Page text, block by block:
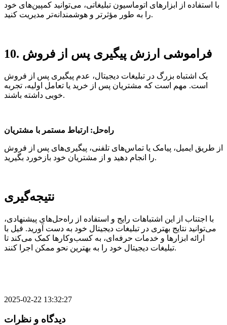
با استفاده از ابزارهای اتوماسیون تبلیغاتی، می‌توانید کمپین‌های خود
را به طور مؤثرتر و هوشمندانه‌تر مدیریت کنید.
10. فراموشی ارزش پیگیری پس از فروش
یک اشتباه بزرگ در تبلیغات دیجیتال، عدم پیگیری پس از فروش
است. مهم است که مشتریان پس از خرید یا تعامل اولیه، تجربه
خوبی داشته باشند.
راه‌حل: ارتباط مستمر با مشتریان
از طریق ایمیل، پیامک یا تماس‌های تلفنی، پیگیری‌های پس از فروش
را انجام دهید و از مشتریان خود بازخورد بگیرید.
نتیجه‌گیری
با اجتناب از این اشتباهات رایج و استفاده از راه‌حل‌های پیشنهادی،
می‌توانید نتایج بهتری در تبلیغات دیجیتال خود به دست آورید. فیل با
ارائه ابزارها و خدمات حرفه‌ای، به کسب‌وکارها کمک می‌کند تا
تبلیغات دیجیتال خود را به بهترین نحو ممکن اجرا کنند.
2025-02-22 13:32:27
دیدگاه‌ و نظرات